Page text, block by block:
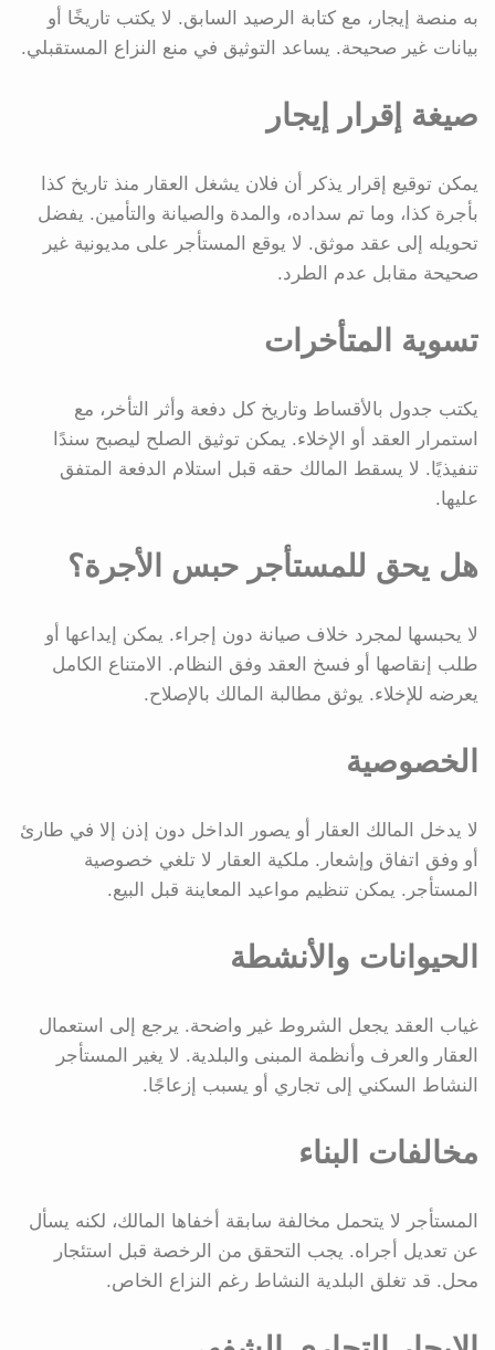
به منصة إيجار، مع كتابة الرصيد السابق. لا يكتب تاريخًا أو
بيانات غير صحيحة. يساعد التوثيق في منع النزاع المستقبلي.
صيغة إقرار إيجار
يمكن توقيع إقرار يذكر أن فلان يشغل العقار منذ تاريخ كذا
بأجرة كذا، وما تم سداده، والمدة والصيانة والتأمين. يفضل
تحويله إلى عقد موثق. لا يوقع المستأجر على مديونية غير
صحيحة مقابل عدم الطرد.
تسوية المتأخرات
يكتب جدول بالأقساط وتاريخ كل دفعة وأثر التأخر، مع
استمرار العقد أو الإخلاء. يمكن توثيق الصلح ليصبح سندًا
تنفيذيًا. لا يسقط المالك حقه قبل استلام الدفعة المتفق
عليها.
هل يحق للمستأجر حبس الأجرة؟
لا يحبسها لمجرد خلاف صيانة دون إجراء. يمكن إيداعها أو
طلب إنقاصها أو فسخ العقد وفق النظام. الامتناع الكامل
يعرضه للإخلاء. يوثق مطالبة المالك بالإصلاح.
الخصوصية
لا يدخل المالك العقار أو يصور الداخل دون إذن إلا في طارئ
أو وفق اتفاق وإشعار. ملكية العقار لا تلغي خصوصية
المستأجر. يمكن تنظيم مواعيد المعاينة قبل البيع.
الحيوانات والأنشطة
غياب العقد يجعل الشروط غير واضحة. يرجع إلى استعمال
العقار والعرف وأنظمة المبنى والبلدية. لا يغير المستأجر
النشاط السكني إلى تجاري أو يسبب إزعاجًا.
مخالفات البناء
المستأجر لا يتحمل مخالفة سابقة أخفاها المالك، لكنه يسأل
عن تعديل أجراه. يجب التحقق من الرخصة قبل استئجار
محل. قد تغلق البلدية النشاط رغم النزاع الخاص.